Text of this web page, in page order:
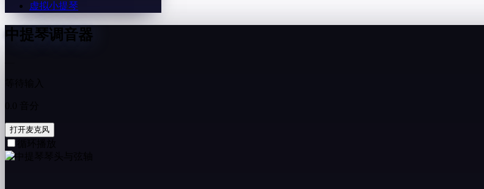
虚拟小提琴
中提琴调音器
打开麦克风